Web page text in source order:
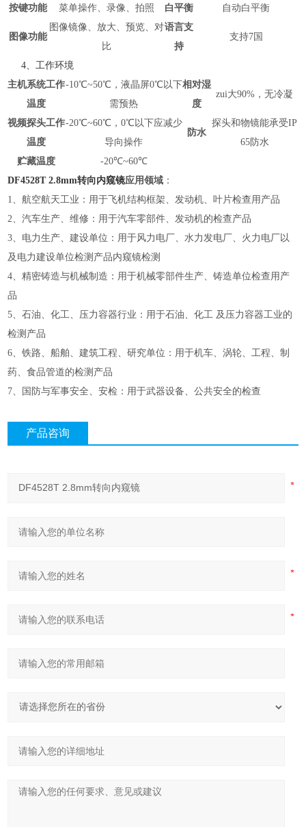
按键功能
菜单操作、录像、拍照 白平衡 自动白平衡
图像功能
图像镜像、放大、预览、对
比
语言支
持
支持7国
4、工作环境
主机系统工作
温度
-10℃~50℃，液晶屏0℃以下
需预热
相对湿
度
zui大90%，无冷凝
视频探头工作
温度
-20℃~60℃，0℃以下应减少
导向操作
防水
探头和物镜能承受IP
65防水
贮藏温度
-20℃~60℃
DF4528T 2.8mm转向内窥镜应用领域 ：
1、航空航天工业：用于飞机结构框架、发动机、叶片检查用产品
2、汽车生产、维修：用于汽车零部件、发动机的检查产品
3、电力生产、建设单位：用于风力电厂、水力发电厂、火力电厂以
及电力建设单位检测产品内窥镜检测
4、精密铸造与机械制造：用于机械零部件生产、铸造单位检查用产
品
5、石油、化工、压力容器行业：用于石油、化工 及压力容器工业的
检测产品
6、铁路、船舶、建筑工程、研究单位：用于机车、涡轮、工程、制
药、食品管道的检测产品
7、国防与军事安全、安检：用于武器设备、公共安全的检查
产品咨询